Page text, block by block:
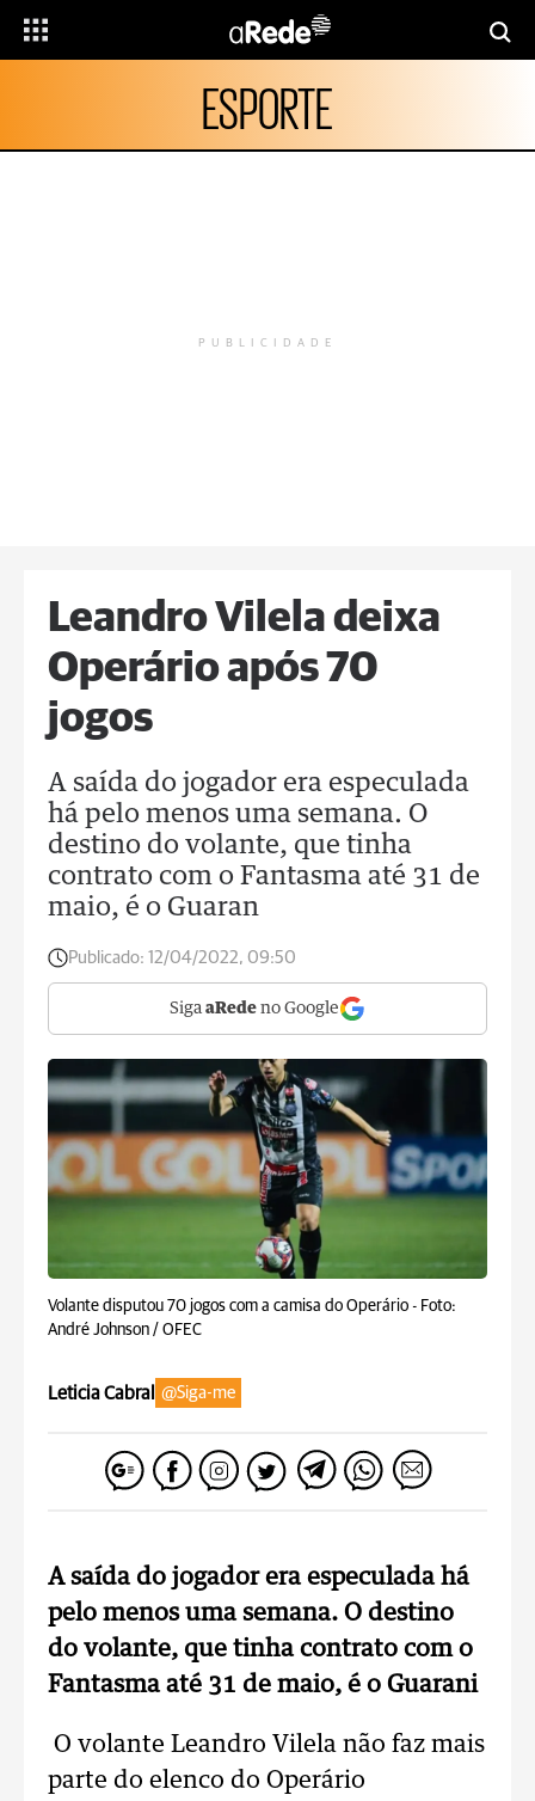
ESPORTE
PUBLICIDADE
Leandro Vilela deixa
Operário após 70
jogos
A saída do jogador era especulada
há pelo menos uma semana. O
destino do volante, que tinha
contrato com o Fantasma até 31 de
maio, é o Guaran
Publicado: 12/04/2022, 09:50
Siga aRede no Google
Volante disputou 70 jogos com a camisa do Operário - Foto:
André Johnson / OFEC
Leticia Cabral @Siga-me
A saída do jogador era especulada há
pelo menos uma semana. O destino
do volante, que tinha contrato com o
Fantasma até 31 de maio, é o Guarani
O volante Leandro Vilela não faz mais
parte do elenco do Operário